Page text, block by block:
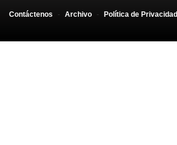
Contáctenos - Archivo - Política de Privacidad